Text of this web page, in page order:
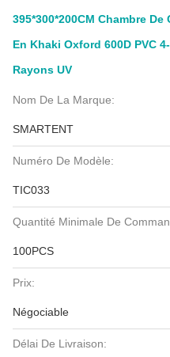
395*300*200CM Chambre
En Khaki Oxford 600D PVC
Rayons UV
Nom De La Marque:
SMARTENT
Numéro De Modèle:
TIC033
Quantité Minimale De
100PCS
Prix:
Négociable
Délai De Livraison: